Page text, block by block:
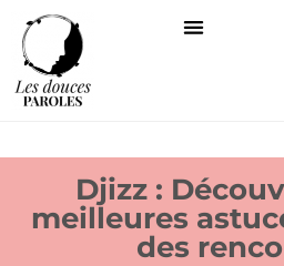
Djizz :
meilleures
des